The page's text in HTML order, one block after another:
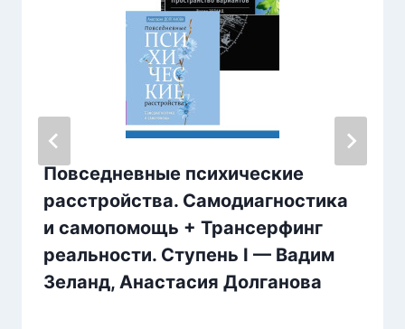
Повседневные психические
расстройства. Самодиагностика
и самопомощь + Трансерфинг
реальности. Ступень I — Вадим
Зеланд, Анастасия Долганова